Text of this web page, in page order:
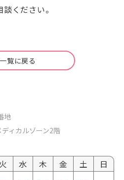
ください。
一覧に戻る
地
ィカルゾーン2階
火 水 木 金 土
日